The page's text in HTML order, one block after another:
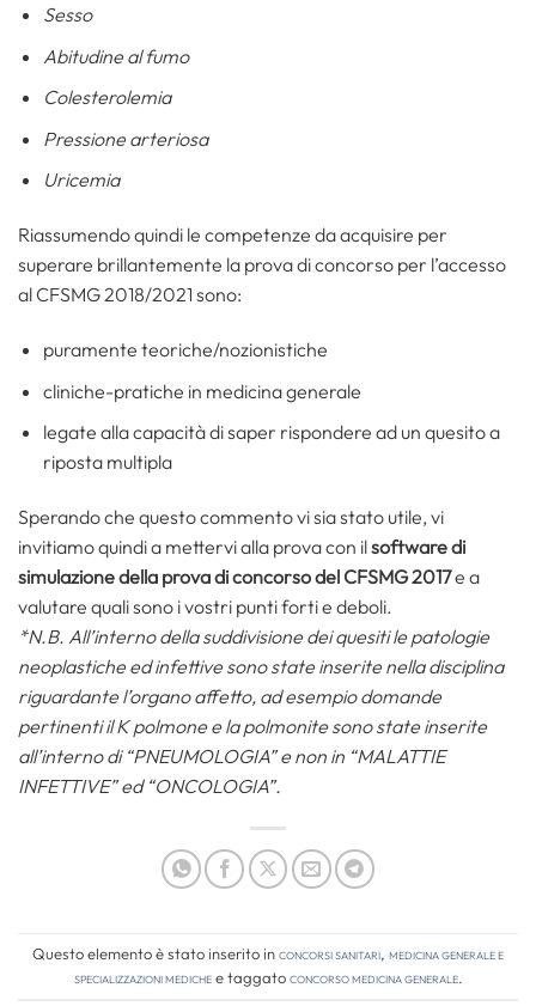
Sesso
Abitudine al fumo
Colesterolemia
Pressione arteriosa
Uricemia
Riassumendo quindi le competenze da acquisire per
superare brillantemente la prova di concorso per l’accesso
al CFSMG 2018/2021 sono:
puramente teoriche/nozionistiche
cliniche-pratiche in medicina generale
legate alla capacità di saper rispondere ad un quesito a
riposta multipla
Sperando che questo commento vi sia stato utile, vi
invitiamo quindi a mettervi alla prova con ilsoftware di
simulazione della prova di concorso del CFSMG 2017e a
valutare quali sono i vostri punti forti e deboli.
*N.B. All’interno della suddivisione dei quesiti le patologie
neoplastiche ed infettive sono state inserite nella disciplina
riguardante l’organo affetto, ad esempio domande
pertinenti il K polmone e la polmonite sono state inserite
all’interno di “PNEUMOLOGIA” e non in “MALATTIE
INFETTIVE” ed “ONCOLOGIA”.
Questo elemento è stato inserito inConcorsi Sanitari, Medicina Generale e
Specializzazioni Medichee taggatoconcorso medicina generale.